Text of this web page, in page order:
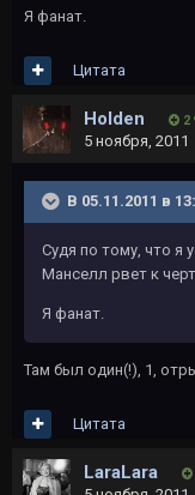
Я фанат.
Цитата
Holden 2
5 ноября, 2011
В 05.11.2011 в
Судя по тому, что я
Манселл рвет к
Я фанат.
Там был один(!), 1,
Цитата
LaraLara